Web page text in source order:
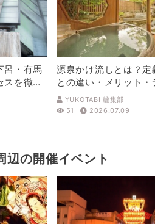
呂・有馬
を徹底
源泉かけ流しとは？定
との違い・メリット・
解説
YUKOTABI 編集部
51
2026.07.09
辺の開催イベント